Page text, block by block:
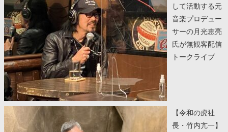
して活動する元
音楽プロデュー
サーの月光恵亮
氏が無観客配信
トークライブ
【令和の虎社
長・竹内亢一】